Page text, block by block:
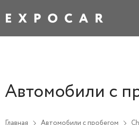
Автомобили с
Главная Автомобили с пробегом